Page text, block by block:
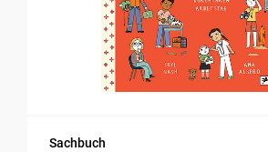
Sachbuch